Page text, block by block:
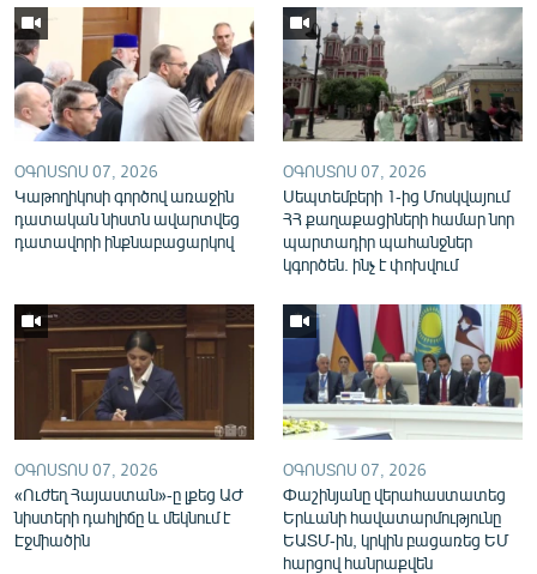
English
Русский
ՀԵՏԵՎԵՔ ՄԵԶ
ՕԳՈՍՏՈՍ 07, 2026
Կաթողիկոսի գործով առաջին
դատական նիստն ավարտվեց
դատավորի ինքնաբացարկով
ՕԳՈՍՏՈՍ 07, 2026
Սեպտեմբերի 1-ից Մոսկվայում
ՀՀ քաղաքացիների համար նոր
պարտադիր պահանջներ
կգործեն. ինչ է փոխվում
ՕԳՈՍՏՈՍ 07, 2026
«Ուժեղ Հայաստան»-ը լքեց ԱԺ
նիստերի դահլիճը և մեկնում է
Էջմիածին
ՕԳՈՍՏՈՍ 07, 2026
Փաշինյանը վերահաստատեց
Երևանի հավատարմությունը
ԵԱՏՄ-ին, կրկին բացառեց ԵՄ
հարցով հանրաքվեն